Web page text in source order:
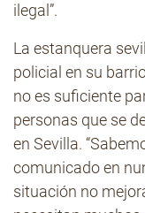
ilegal”.
La estanquera
policial en su
no es suficiente
personas que se
en Sevilla.
comunicado en
situación no